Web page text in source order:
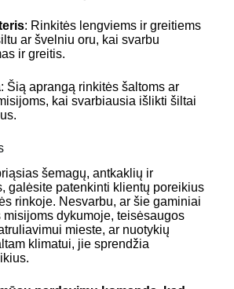
: Rinkitės lengviems ir greitiems
ar švelniu oru, kai svarbu
ir greitis.
: Šią aprangą rinkitės šaltoms ar
kai svarbiausia išlikti šiltai
šemagų, antkaklių ir
galėsite patenkinti klientų poreikius
rinkoje. Nesvarbu, ar šie gaminiai
dykumoje, teisėsaugos
mieste, ar nuotykių
klimatui, jie sprendžia